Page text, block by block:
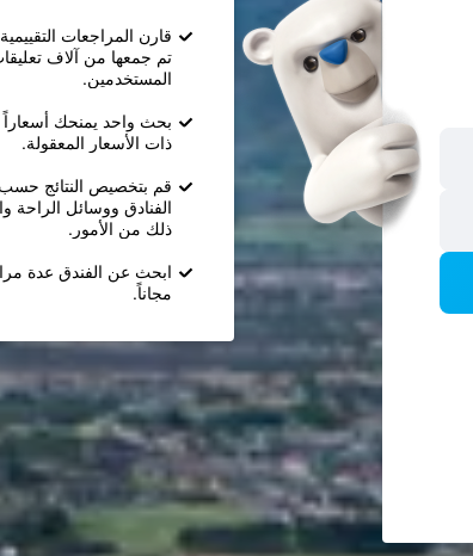
قارن المراجعات
تم جمعها من آلاف
المستخدمين.
بحث واحد يمنحك أسعاراً
ذات الأسعار المعقولة.
قم بتخصيص النتائج
الفنادق ووسائل الراحة
ذلك من الأمور.
ابحث عن الفندق عدة
مجاناً.